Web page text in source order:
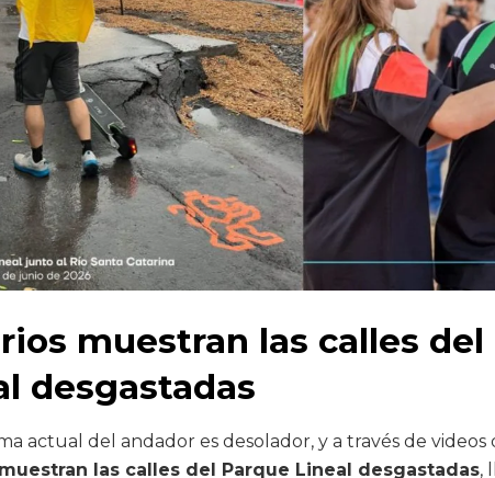
muestran las calles del
desgastadas
actual del andador es desolador, y a través de videos
las calles del Parque Lineal desgastadas,